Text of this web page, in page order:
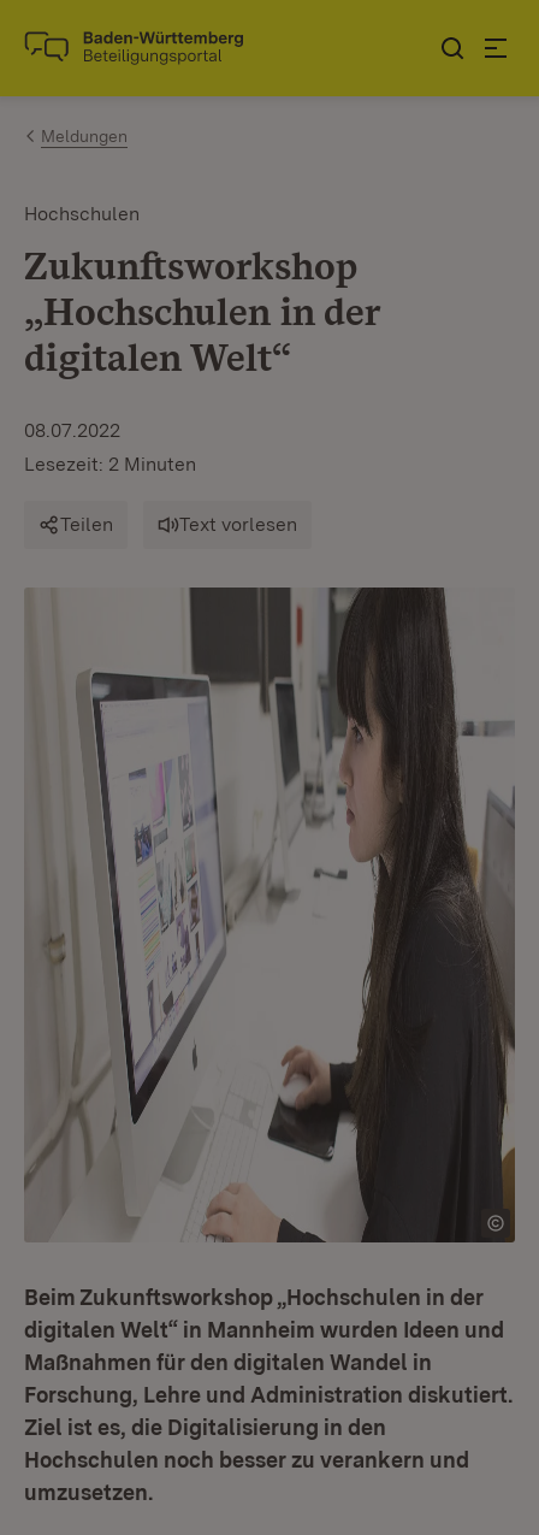
Zum Inhalt springen
Link zur Startseite
Meldungen
Hochschulen
Zukunftsworkshop
„Hochschulen in der
digitalen Welt“
08.07.2022
Lesezeit: 2 Minuten
Teilen Text vorlesen
Beim Zukunftsworkshop „Hochschulen in der
digitalen Welt“ in Mannheim wurden Ideen und
Maßnahmen für den digitalen Wandel in
Forschung, Lehre und Administration diskutiert.
Ziel ist es, die Digitalisierung in den
Hochschulen noch besser zu verankern und
umzusetzen.